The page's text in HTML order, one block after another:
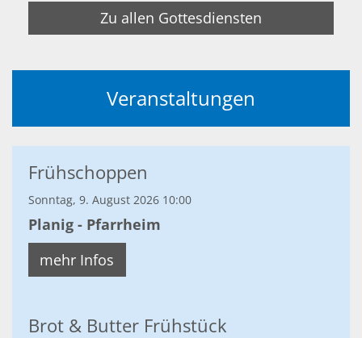
Zu allen Gottesdiensten
Veranstaltungen
Frühschoppen
Sonntag, 9. August 2026 10:00
Planig - Pfarrheim
mehr Infos
Brot & Butter Frühstück